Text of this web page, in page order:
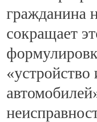
гражданина
сокращает